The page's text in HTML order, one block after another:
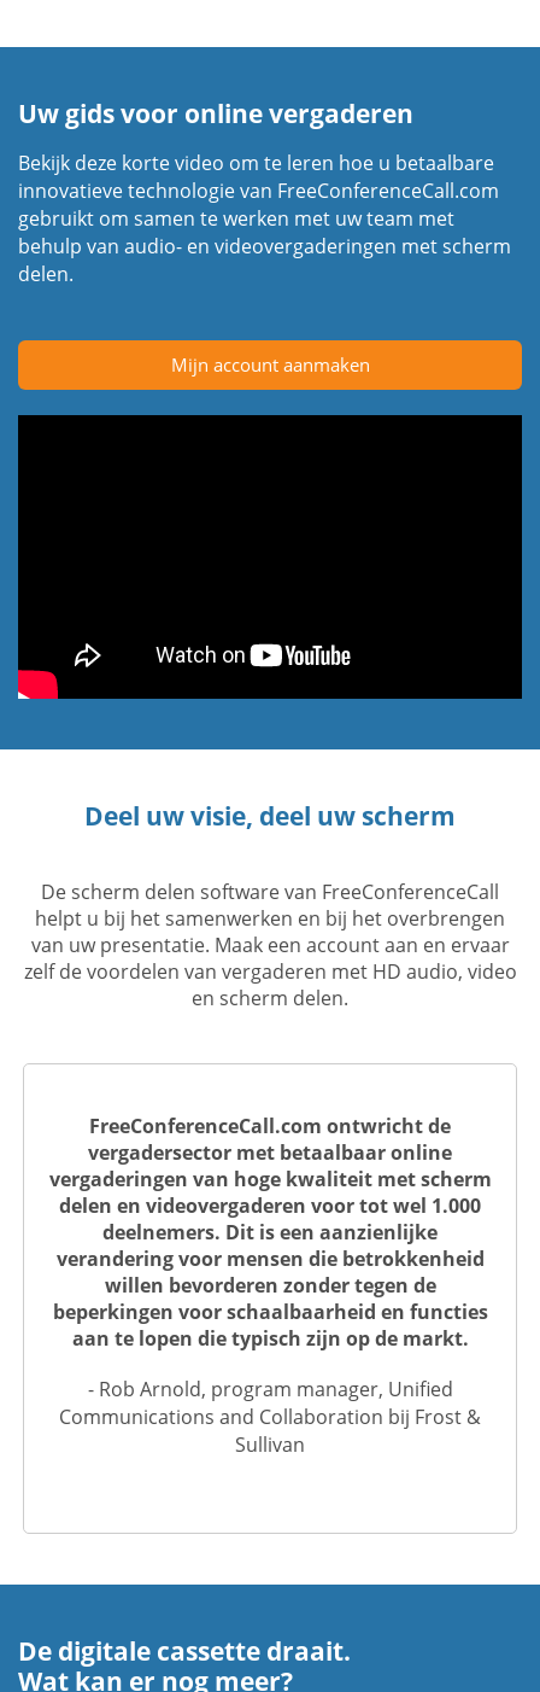
Uw gids voor online vergaderen
Bekijk deze korte video om te leren hoe u betaalbare
innovatieve technologie van FreeConferenceCall.com
gebruikt om samen te werken met uw team met
behulp van audio- en videovergaderingen met scherm
delen.
Mijn account aanmaken
Deel uw visie, deel uw scherm
De scherm delen software van FreeConferenceCall
helpt u bij het samenwerken en bij het overbrengen
van uw presentatie. Maak een account aan en ervaar
zelf de voordelen van vergaderen met HD audio, video
en scherm delen.
FreeConferenceCall.com ontwricht de
vergadersector met betaalbaar online
vergaderingen van hoge kwaliteit met scherm
delen en videovergaderen voor tot wel 1.000
deelnemers. Dit is een aanzienlijke
verandering voor mensen die betrokkenheid
willen bevorderen zonder tegen de
beperkingen voor schaalbaarheid en functies
aan te lopen die typisch zijn op de markt.
- Rob Arnold, program manager, Unified
Communications and Collaboration bij Frost &
Sullivan
De digitale cassette draait.
Wat kan er nog meer?